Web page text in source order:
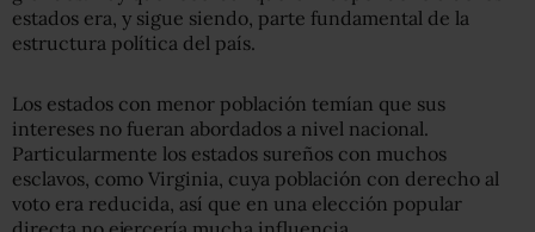
estados era, y sigue siendo, parte fundamental de la
estructura política del país.
Los estados con menor población temían que sus
intereses no fueran abordados a nivel nacional.
Particularmente los estados sureños con muchos
esclavos, como Virginia, cuya población con derecho al
voto era reducida, así que en una elección popular